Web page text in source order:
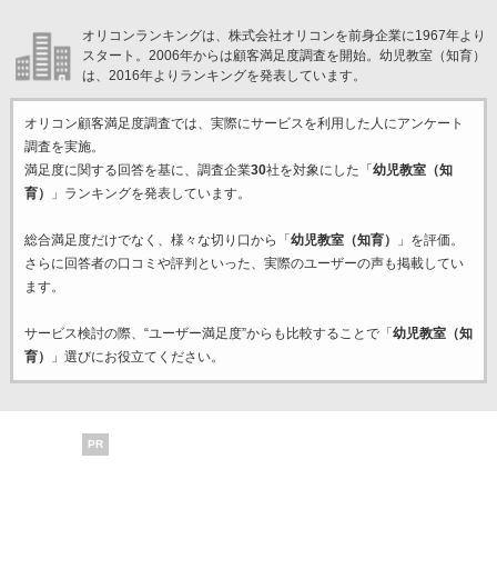
オリコンランキングは、株式会社オリコンを前身企業に1967年より
スタート。2006年からは顧客満足度調査を開始。幼児教室（知育）
は、2016年よりランキングを発表しています。
オリコン顧客満足度調査では、実際にサービスを利用した 人にアンケート
調査を実施。
満足度に関する回答を基に、調査企業30社を対象にした「 幼児教室（知
育）
」ランキングを発表しています。
総合満足度だけでなく、様々な切り口から「 幼児教室（知育）
」を評価。
さらに回答者の口コミや評判といった、実際のユーザーの声も掲載してい
ます。
サービス検討の際、“ユーザー満足度”からも比較することで「 幼児教室（知
育）
」選びにお役立てください。
PR